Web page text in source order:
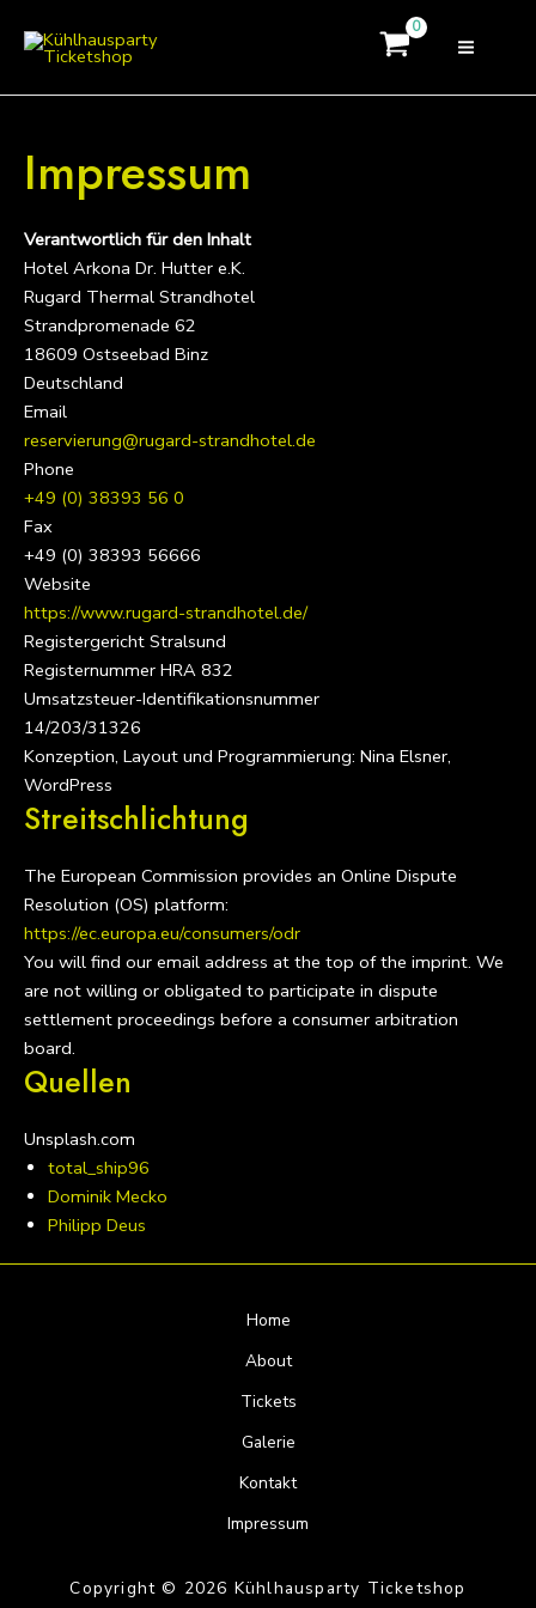
Inhalt
Impressum
Verantwortlich für den Inhalt
Hotel Arkona Dr. Hutter e.K.
Rugard Thermal Strandhotel
Strandpromenade 62
18609 Ostseebad Binz
Deutschland
Email
reservierung@rugard-strandhotel.de
Phone
+49 (0) 38393 56 0
Fax
+49 (0) 38393 56666
Website
https://www.rugard-strandhotel.de/
Registergericht Stralsund
Registernummer HRA 832
Umsatzsteuer-Identifikationsnummer
14/203/31326
Konzeption, Layout und Programmierung: Nina Elsner,
WordPress
Streitschlichtung
The European Commission provides an Online Dispute
Resolution (OS) platform:
https://ec.europa.eu/consumers/odr
You will find our email address at the top of the imprint. We
are not willing or obligated to participate in dispute
settlement proceedings before a consumer arbitration
board.
Quellen
Unsplash.com
total_ship96
Dominik Mecko
Philipp Deus
Home
About
Tickets
Galerie
Kontakt
Impressum
Copyright © 2026 Kühlhausparty Ticketshop